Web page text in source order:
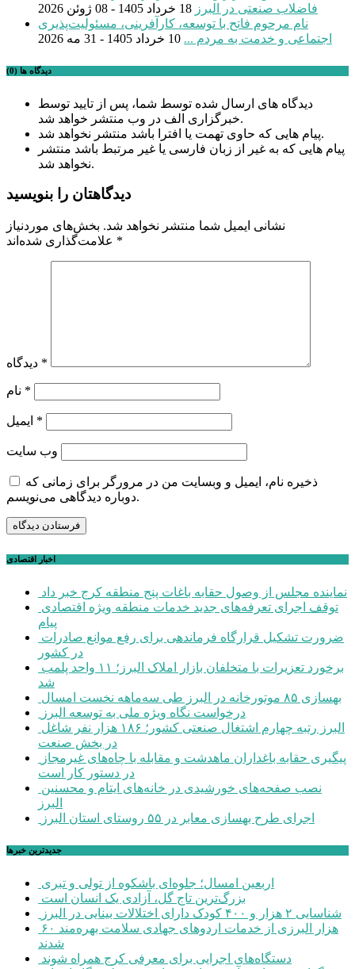
فاضلاب صنعتی در البرز 18 خرداد 1405 - 08 ژوئن 2026
نام مرحوم فاتح با توسعه، کارآفرینی، مسئولیت‌پذیری
اجتماعی و خدمت به مردم ... 10 خرداد 1405 - 31 مه 2026
دیدگاه ها (0)
دیدگاه های ارسال شده توسط شما، پس از تایید توسط
خبرگزاری الف در وب منتشر خواهد شد.
پیام هایی که حاوی تهمت یا افترا باشد منتشر نخواهد شد.
پیام هایی که به غیر از زبان فارسی یا غیر مرتبط باشد منتشر
نخواهد شد.
دیدگاهتان را بنویسید
نشانی ایمیل شما منتشر نخواهد شد. بخش‌های موردنیاز
*
*
*
*
وب‌ سایت
ذخیره نام، ایمیل و وبسایت من در مرورگر برای زمانی که
دوباره دیدگاهی می‌نویسم.
اخبار اقتصادی
نماینده مجلس از وصول حقابه باغات پنج منطقه کرج خبر داد
پیام
در کشور
شد
بهسازی ۸۵ موتورخانه در البرز طی سه‌ماهه نخست امسال
درخواست نگاه ویژه ملی به توسعه البرز
در بخش صنعت
در دستور کار است
البرز
اجرای طرح بهسازی معابر در ۵۵ روستای استان البرز
جديدترين خبرها
اربعین امسال؛ جلوه‌ای باشکوه از تولی و تبری
بزرگ‌ترین تاج گل، آزادی یک انسان است
شناسایی ۲ هزار و ۴۰۰ کودک دارای اختلالات بینایی در البرز
۶۰ هزار البرزی از خدمات اردوهای جهادی سلامت بهره‌مند
شدند
دستگاه‌های اجرایی برای معرفی کرج همراه شوند